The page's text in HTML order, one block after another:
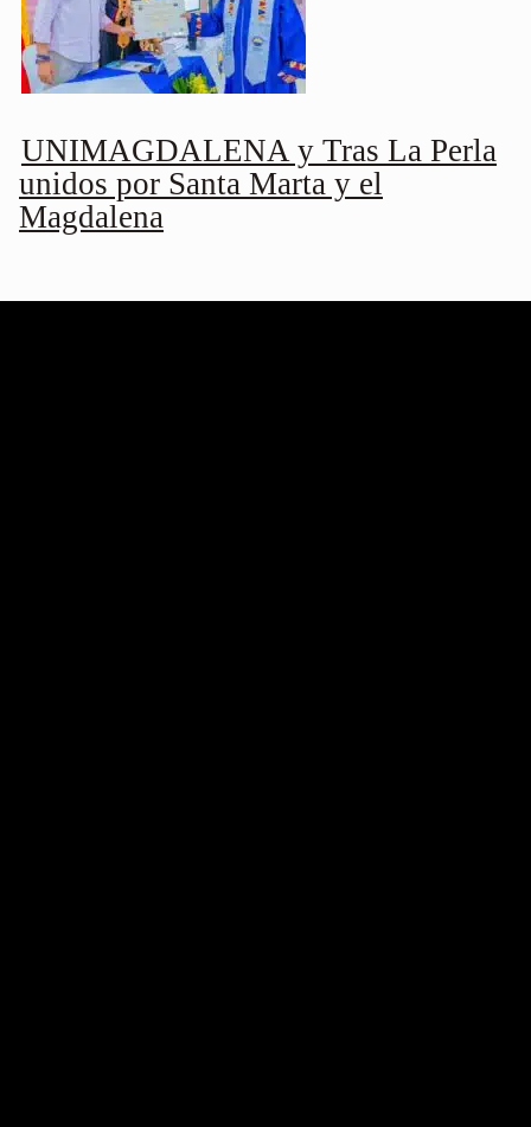
UNIMAGDALENA y Tras La Perla
unidos por Santa Marta y el
Magdalena